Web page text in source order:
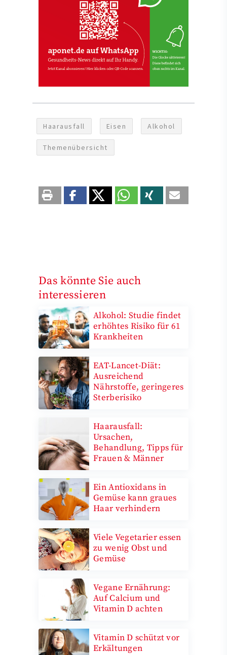
Haarausfall Eisen Alkohol
Themenübersicht
Das könnte Sie auch
interessieren
Alkohol: Studie findet
erhöhtes Risiko für 61
Krankheiten
EAT-Lancet-Diät:
Ausreichend
Nährstoffe, geringeres
Sterberisiko
Haarausfall:
Ursachen,
Behandlung, Tipps für
Frauen & Männer
Ein Antioxidans in
Gemüse kann graues
Haar verhindern
Viele Vegetarier essen
zu wenig Obst und
Gemüse
Vegane Ernährung:
Auf Calcium und
Vitamin D achten
Vitamin D schützt vor
Erkältungen